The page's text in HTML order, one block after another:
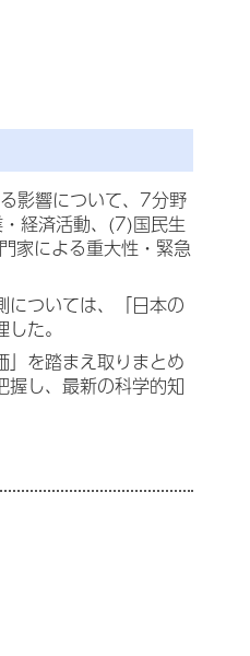
影響について、7分野
経済活動、(7)国民生
家による重大性・緊急
については、「日本の
た。
」を踏まえ取りまとめ
握し、最新の科学的知